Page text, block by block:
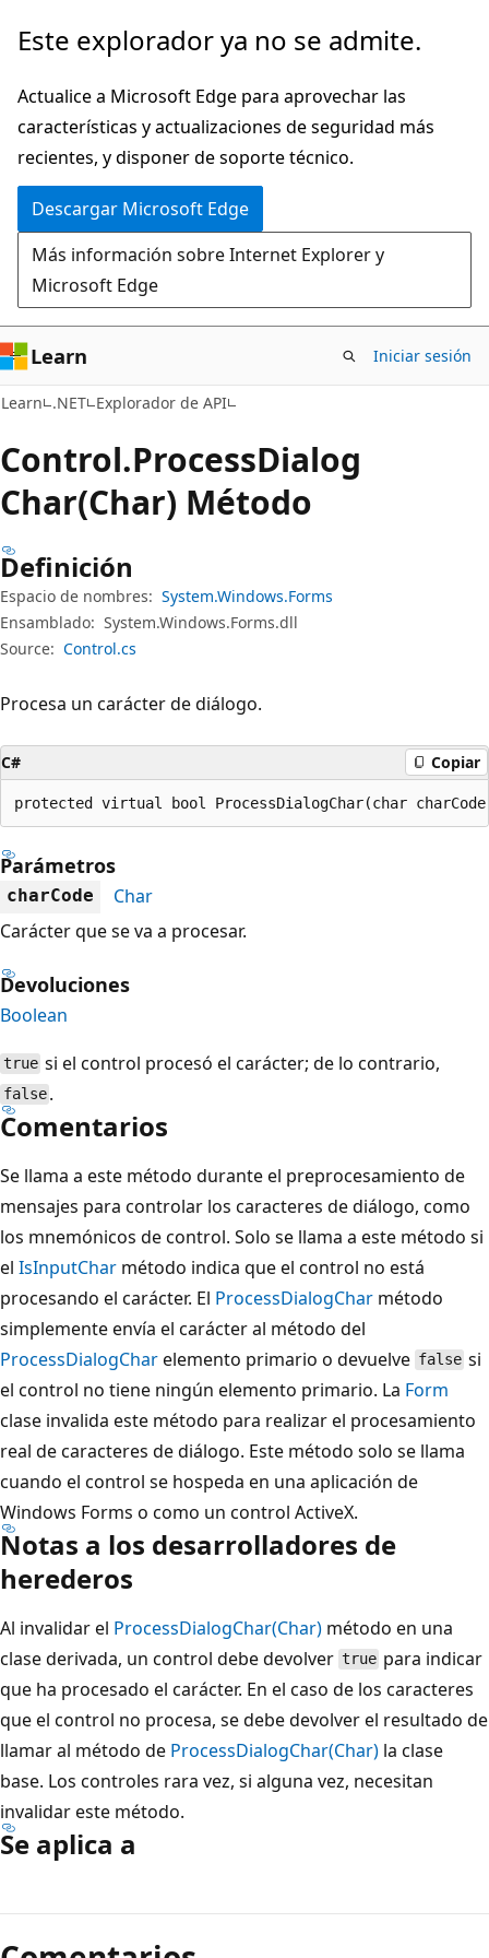
Ir
contenido
principal
Ir
la
navegación
en
la
página
Este explorador ya no se admite.
Actualice a Microsoft Edge para aprovechar las
características y actualizaciones de seguridad más
recientes, y disponer de soporte técnico.
Descargar Microsoft Edge
Más información sobre Internet Explorer y
Microsoft Edge
Learn Iniciar sesión
Learn .NET Explorador de API
Control.ProcessDialog
Char(Char) Método
Definición
Espacio de nombres: System.Windows.Forms
Ensamblado: System.Windows.Forms.dll
Source: Control.cs
Procesa un carácter de diálogo.
C# Copiar
protected virtual bool ProcessDialogChar(char
Parámetros
charCode
Char
Carácter que se va a procesar.
Devoluciones
Boolean
true si el control procesó el carácter; de lo contrario,
false .
Comentarios
Se llama a este método durante el preprocesamiento de
mensajes para controlar los caracteres de diálogo, como
los mnemónicos de control. Solo se llama a este método si
el IsInputChar método indica que el control no está
procesando el carácter. El ProcessDialogChar método
simplemente envía el carácter al método del
ProcessDialogCharelemento primario o devuelve false si
el control no tiene ningún elemento primario. La Form
clase invalida este método para realizar el procesamiento
real de caracteres de diálogo. Este método solo se llama
cuando el control se hospeda en una aplicación de
Windows Forms o como un control ActiveX.
Notas a los desarrolladores de
herederos
Al invalidar el ProcessDialogChar(Char) método en una
clase derivada, un control debe devolver true para indicar
que ha procesado el carácter. En el caso de los caracteres
que el control no procesa, se debe devolver el resultado de
llamar al método de ProcessDialogChar(Char) la clase
base. Los controles rara vez, si alguna vez, necesitan
invalidar este método.
Se aplica a
de
lectura